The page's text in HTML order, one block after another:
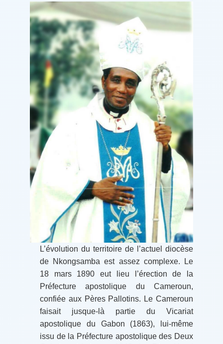
L’évolution du territoire de l’actuel diocèse
de Nkongsamba est assez complexe. Le
18 mars 1890 eut lieu l’érection de la
Préfecture apostolique du Cameroun,
confiée aux Pères Pallotins. Le Cameroun
faisait jusque-là partie du Vicariat
apostolique du Gabon (1863), lui-même
issu de la Préfecture apostolique des Deux